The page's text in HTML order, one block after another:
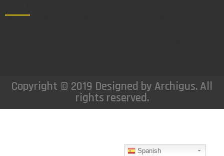
Copyright © 2019 Designed by Archigus. All
rights reserved.
Spanish